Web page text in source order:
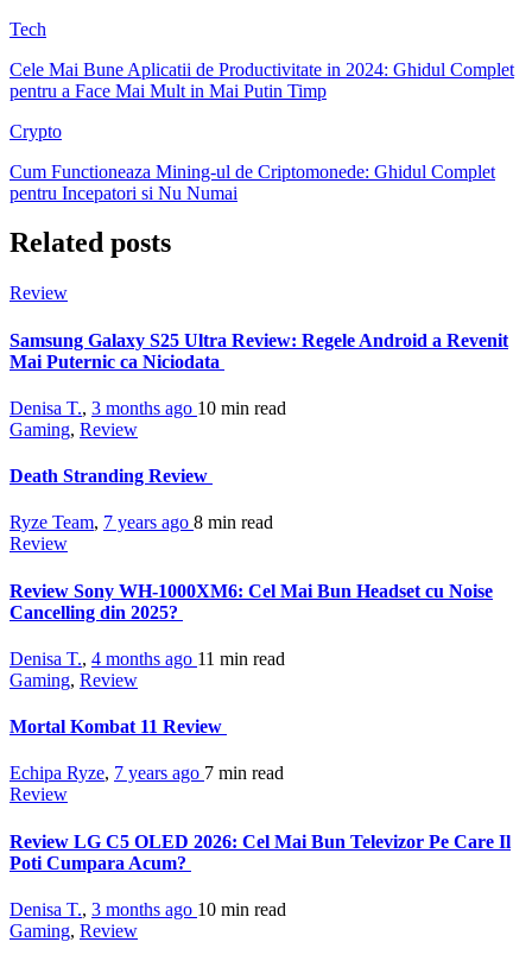
Tech
Cele Mai Bune Aplicatii de Productivitate in 2024: Ghidul Complet
pentru a Face Mai Mult in Mai Putin Timp
Crypto
Cum Functioneaza Mining-ul de Criptomonede: Ghidul Complet
pentru Incepatori si Nu Numai
Related posts
Review
Samsung Galaxy S25 Ultra Review: Regele Android a Revenit
Mai Puternic ca Niciodata
Denisa T., 3 months ago 10 min read
Gaming, Review
Death Stranding Review
Ryze Team, 7 years ago 8 min read
Review
Review Sony WH-1000XM6: Cel Mai Bun Headset cu Noise
Cancelling din 2025?
Denisa T., 4 months ago 11 min read
Gaming, Review
Mortal Kombat 11 Review
Echipa Ryze, 7 years ago 7 min read
Review
Review LG C5 OLED 2026: Cel Mai Bun Televizor Pe Care Il
Poti Cumpara Acum?
Denisa T., 3 months ago 10 min read
Gaming, Review